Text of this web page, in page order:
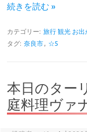
続きを読む »
カテゴリー: 旅行 観光 お出
タグ: 奈良市, ☆5
本日のター
庭料理ヴァ